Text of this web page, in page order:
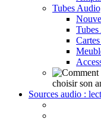
Tubes
choisir son
Sources audio :